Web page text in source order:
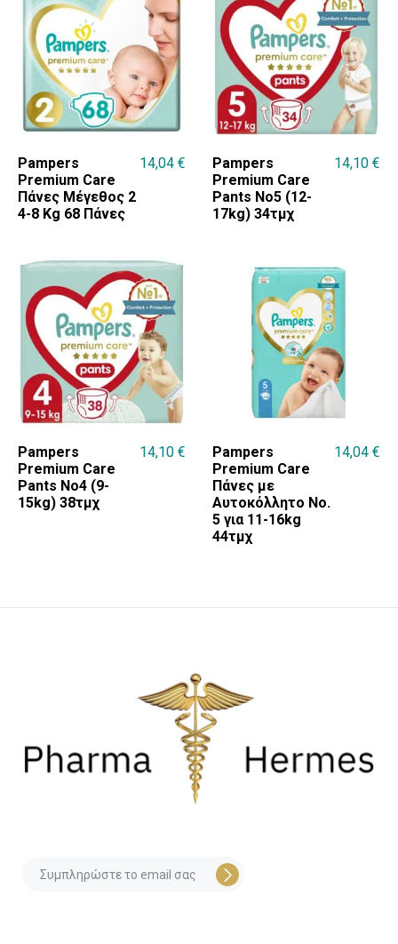
Pampers
Premium Care
Πάνες Μέγεθος 2
4-8 Κg 68 Πάνες
14,04 €
Pampers
Premium Care
Pants No5 (12-
17kg) 34τμχ
14,10 €
Pampers
Premium Care
Pants No4 (9-
15kg) 38τμχ
14,10 €
Pampers
Premium Care
Πάνες με
Αυτοκόλλητο No.
5 για 11-16kg
44τμχ
14,04 €